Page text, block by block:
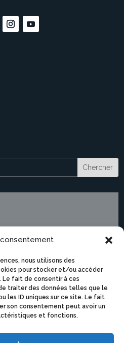
nous utilisons des
pour stocker et/ou accéder
Le fait de consentir à ces
traiter des données telles que le
les ID uniques sur ce site. Le fait
son consentement peut avoir un
et fonctions.